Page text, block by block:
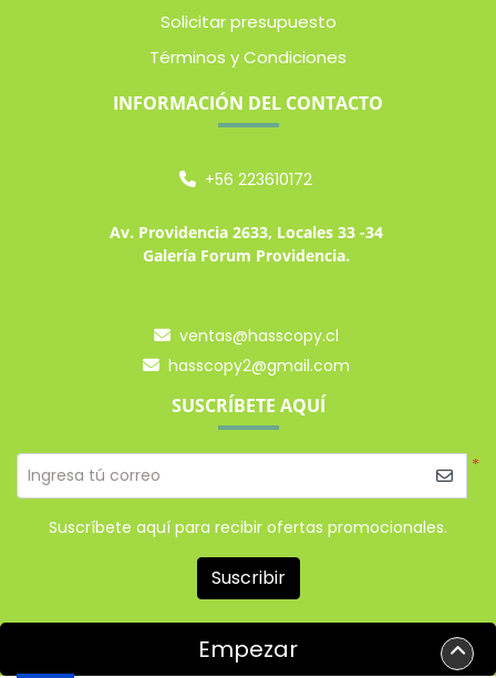
Empezar
Solicitar presupuesto
Términos y Condiciones
INFORMACIÓN DEL CONTACTO
+56 223610172
Av. Providencia 2633, Locales 33 -34
Galería Forum Providencia.
ventas@hasscopy.cl
hasscopy2@gmail.com
SUSCRÍBETE AQUÍ
*
Ingresa tú correo
Suscríbete aquí para recibir ofertas promocionales.
Suscribir